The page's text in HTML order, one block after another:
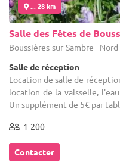
... 28 km
Salle des Fêtes de
Boussières-sur-Sambre -
Salle de réception
Location de salle de
location de la vaisselle,
Un supplément de 5€ par
1-200
Contacter